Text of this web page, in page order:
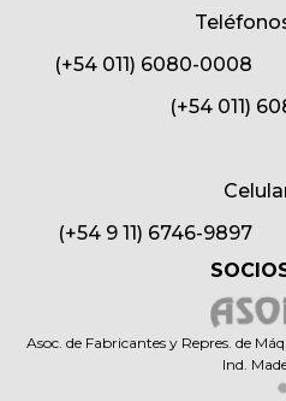
(+54 011) 6080-0008
(+54 011)
(+54 9 11) 6746-9897
Asoc. de Fabricantes y Repres. de
Ind.